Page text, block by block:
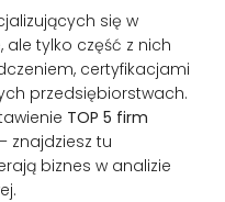
się w
, ale tylko część z nich
certyfikacjami
przedsiębiorstwach.
TOP 5 firm
– znajdziesz tu
biznes w analizie